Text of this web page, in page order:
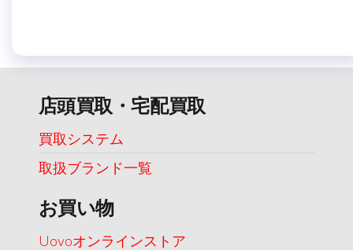
店頭買取・宅配買取
買取システム
取扱ブランド一覧
お買い物
Uovoオンラインストア